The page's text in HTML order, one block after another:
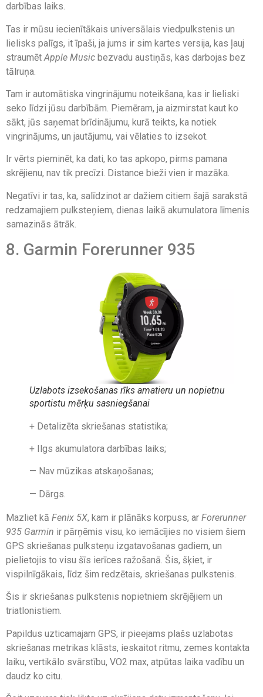
darbības laiks.
Tas ir mūsu iecienītākais universālais viedpulkstenis un
lielisks palīgs, it īpaši, ja jums ir sim kartes versija, kas ļauj
straumēt Apple Music bezvadu austiņās, kas darbojas bez
tālruņa.
Tam ir automātiska vingrinājumu noteikšana, kas ir lieliski
seko līdzi jūsu darbībām. Piemēram, ja aizmirstat kaut ko
sākt, jūs saņemat brīdinājumu, kurā teikts, ka notiek
vingrinājums, un jautājumu, vai vēlaties to izsekot.
Ir vērts pieminēt, ka dati, ko tas apkopo, pirms pamana
skrējienu, nav tik precīzi. Distance bieži vien ir mazāka.
Negatīvi ir tas, ka, salīdzinot ar dažiem citiem šajā sarakstā
redzamajiem pulksteņiem, dienas laikā akumulatora līmenis
samazinās ātrāk.
8. Garmin Forerunner 935
Uzlabots izsekošanas rīks amatieru un nopietnu
sportistu mērķu sasniegšanai
+ Detalizēta skriešanas statistika;
+ Ilgs akumulatora darbības laiks;
— Nav mūzikas atskaņošanas;
— Dārgs.
Mazliet kā Fenix ​​5X, kam ir plānāks korpuss, ar Forerunner
935 Garmin ir pārņēmis visu, ko iemācījies no visiem šiem
GPS skriešanas pulksteņu izgatavošanas gadiem, un
pielietojis to visu šīs ierīces ražošanā. Šis, šķiet, ir
vispilnīgākais, līdz šim redzētais, skriešanas pulkstenis.
Šis ir skriešanas pulkstenis nopietniem skrējējiem un
triatlonistiem.
Papildus uzticamajam GPS, ir pieejams plašs uzlabotas
skriešanas metrikas klāsts, ieskaitot ritmu, zemes kontakta
laiku, vertikālo svārstību, VO2 max, atpūtas laika vadību un
daudz ko citu.